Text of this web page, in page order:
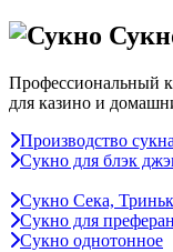
Профессиональный
для казино и
Производство
Сукно для блэк
Сукно Сека,
Сукно для
Сукно однотонное